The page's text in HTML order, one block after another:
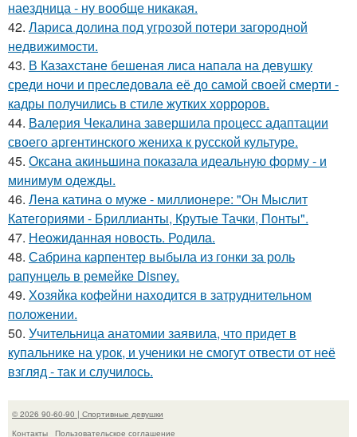
наездница - ну вообще никакая.
42. Лариса долина под угрозой потери загородной
недвижимости.
43. В Казахстане бешеная лиса напала на девушку
среди ночи и преследовала её до самой своей смерти -
кадры получились в стиле жутких хорроров.
44. Валерия Чекалина завершила процесс адаптации
своего аргентинского жениха к русской культуре.
45. Оксана акиньшина показала идеальную форму - и
минимум одежды.
46. Лена катина о муже - миллионере: "Он Мыслит
Категориями - Бриллианты, Крутые Тачки, Понты".
47. Неожиданная новость. Родила.
48. Сабрина карпентер выбыла из гонки за роль
рапунцель в ремейке Disney.
49. Хозяйка кофейни находится в затруднительном
положении.
50. Учительница анатомии заявила, что придет в
купальнике на урок, и ученики не смогут отвести от неё
взгляд - так и случилось.
© 2026 90-60-90 | Спортивные девушки
Контакты
Пользовательское соглашение